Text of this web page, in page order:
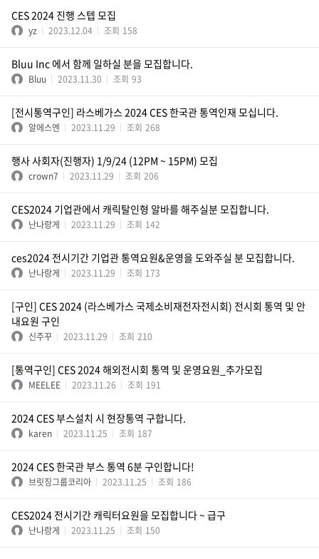
CES 2024 진행 스텝 모집
yz 2023.12.04 조회 158
Bluu Inc 에서 함께 일하실 분을 모집합니다.
Bluu 2023.11.30 조회 93
[전시통역구인] 라스베가스 2024 CES 한국관 통역인재 모십니다.
알에스엔 2023.11.29 조회 268
행사 사회자(진행자) 1/9/24 (12PM ~ 15PM) 모집
crown7 2023.11.29 조회 206
CES2024 기업관에서 캐릭탈인형 알바를 해주실분 모집합니다.
난나랑게 2023.11.29 조회 142
ces2024 전시기간 기업관 통역요원&운영을 도와주실 분 모집합니다.
난나랑게 2023.11.29 조회 173
[구인] CES 2024 (라스베가스 국제소비재전자전시회) 전시회 통역 및 안
내요원 구인
신주꾸 2023.11.29 조회 210
[통역구인] CES 2024 해외전시회 통역 및 운영요원_추가모집
MEELEE 2023.11.26 조회 191
2024 CES 부스설치 시 현장통역 구합니다.
karen 2023.11.25 조회 187
2024 CES 한국관 부스 통역 6분 구인합니다!
브릿징그룹코리아 2023.11.25 조회 186
CES2024 전시기간 캐릭터요원을 모집합니다 ~ 급구
난나랑게 2023.11.25 조회 150